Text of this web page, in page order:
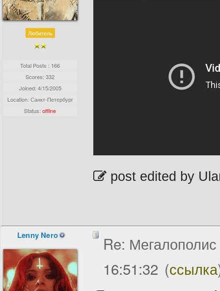
Любитель
Total Posts : 166
Scores: 332
Joined: 4/15/2005
Location: Санкт-Петербург
Status:offline
post edited by
Lenny Nero
Re:
16:51:32 (ссылка